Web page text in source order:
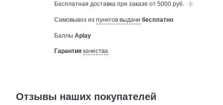
Бесплатная доставка при заказе от 5000 руб.
Самовывоз из пунктов выдачи бесплатно
Баллы Aplay
Гарантия качества
Отзывы наших покупателей